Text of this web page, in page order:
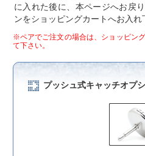
に入れた後に、本ページへお戻
ンをショッピングカートへお入れ
※ペアでご注文の場合は、ショッピン
て下さい。
プッシュ式キャッチオプ